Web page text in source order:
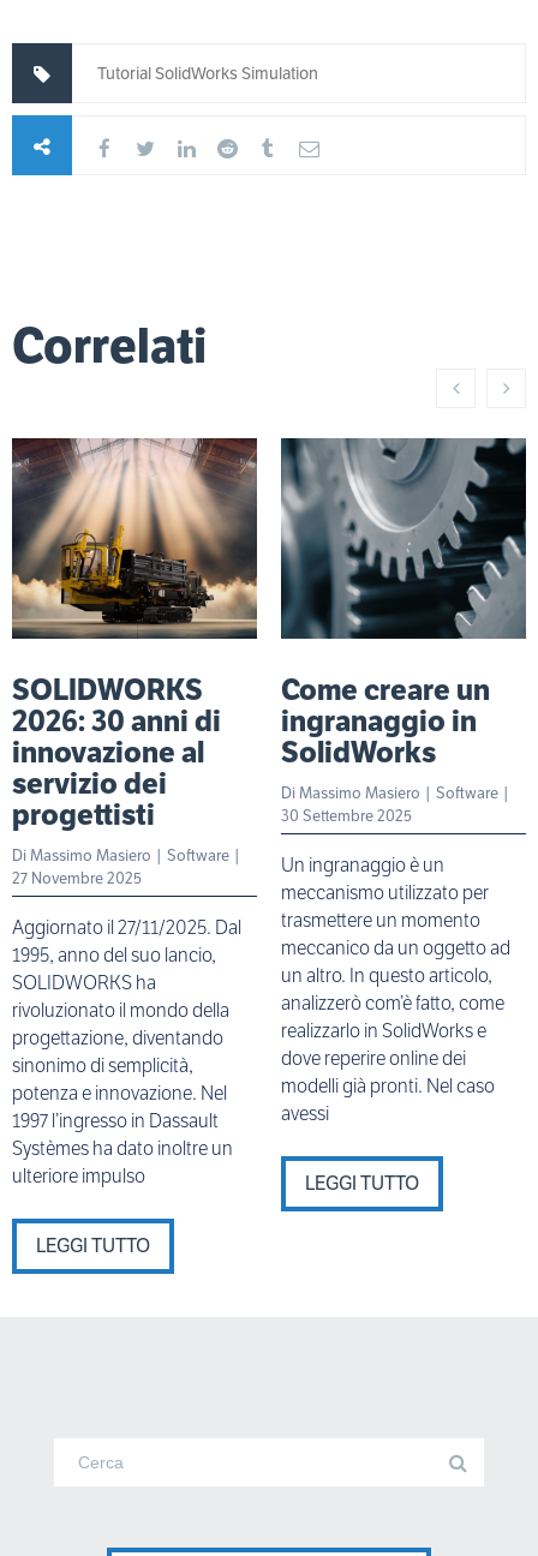
Tutorial SolidWorks Simulation
Correlati
SOLIDWORKS
2026: 30 anni di
innovazione al
servizio dei
progettisti
DiMassimo Masiero | Software |
27 Novembre 2025
Aggiornato il 27/11/2025. Dal
1995, anno del suo lancio,
SOLIDWORKS ha
rivoluzionato il mondo della
progettazione, diventando
sinonimo di semplicità,
potenza e innovazione. Nel
1997 l’ingresso in Dassault
Systèmes ha dato inoltre un
ulteriore impulso
LEGGI TUTTO
Come creare un
ingranaggio in
SolidWorks
DiMassimo Masiero | Software |
30 Settembre 2025
Un ingranaggio è un
meccanismo utilizzato per
trasmettere un momento
meccanico da un oggetto ad
un altro. In questo articolo,
analizzerò com’è fatto, come
realizzarlo in SolidWorks e
dove reperire online dei
modelli già pronti. Nel caso
avessi
LEGGI TUTTO